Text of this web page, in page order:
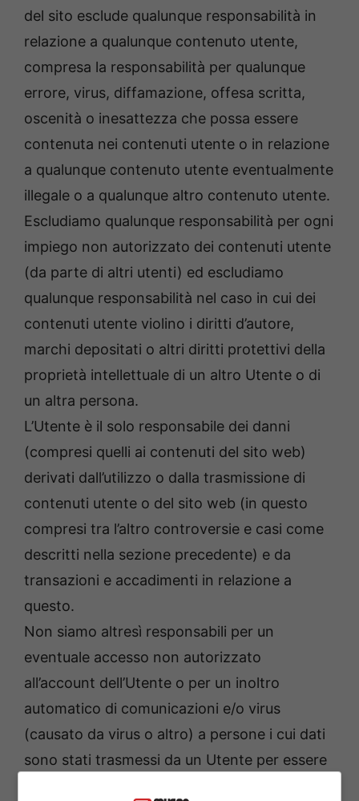
del sito esclude qualunque responsabilità in
relazione a qualunque contenuto utente,
compresa la responsabilità per qualunque
errore, virus, diffamazione, offesa scritta,
oscenità o inesattezza che possa essere
contenuta nei contenuti utente o in relazione
a qualunque contenuto utente eventualmente
illegale o a qualunque altro contenuto utente.
Escludiamo qualunque responsabilità per ogni
impiego non autorizzato dei contenuti utente
(da parte di altri utenti) ed escludiamo
qualunque responsabilità nel caso in cui dei
contenuti utente violino i diritti d’autore,
marchi depositati o altri diritti protettivi della
proprietà intellettuale di un altro Utente o di
un altra persona.
L’Utente è il solo responsabile dei danni
(compresi quelli ai contenuti del sito web)
derivati dall’utilizzo o dalla trasmissione di
contenuti utente o del sito web (in questo
compresi tra l’altro controversie e casi come
descritti nella sezione precedente) e da
transazioni e accadimenti in relazione a
questo.
Non siamo altresì responsabili per un
eventuale accesso non autorizzato
all’account dell’Utente o per un inoltro
automatico di comunicazioni e/o virus
(causato da virus o altro) a persone i cui dati
sono stati trasmessi da un Utente per essere